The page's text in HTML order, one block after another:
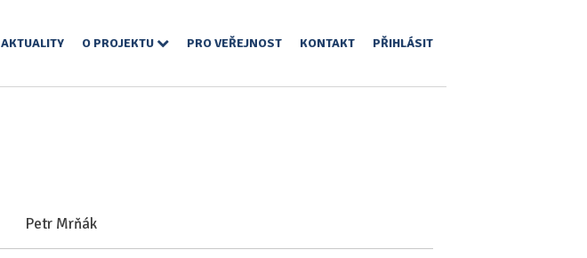
AKTUALITY O PROJEKTU PRO VEŘEJNOST KONTAKT PŘIHLÁSIT
Petr Mrňák